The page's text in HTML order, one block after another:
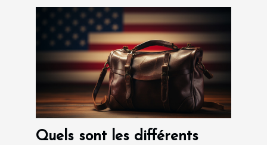
Quels sont les différents